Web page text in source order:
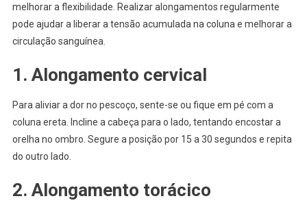
melhorar a flexibilidade. Realizar alongamentos regularmente
pode ajudar a liberar a tensão acumulada na coluna e melhorar a
circulação sanguínea.
1. Alongamento cervical
Para aliviar a dor no pescoço, sente-se ou fique em pé com a
coluna ereta. Incline a cabeça para o lado, tentando encostar a
orelha no ombro. Segure a posição por 15 a 30 segundos e repita
do outro lado.
2. Alongamento torácico